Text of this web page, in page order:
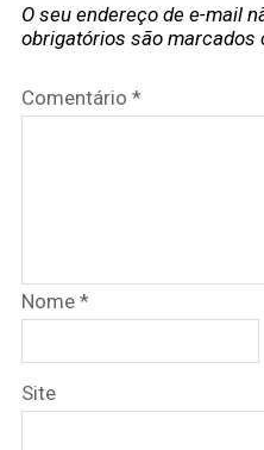
O seu endereço de e-mail
obrigatórios são marcados
Comentário *
Nome *
Site